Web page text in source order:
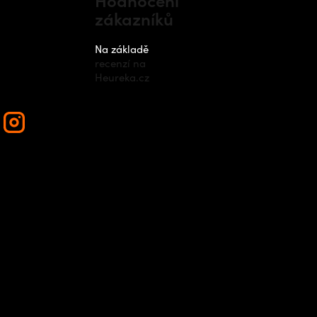
zákazníků
Na základě
recenzí na
Heureka.cz